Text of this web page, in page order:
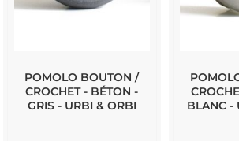
POMOLO BOUTON /
CROCHET - BÉTON -
GRIS - URBI & ORBI
BLANC -